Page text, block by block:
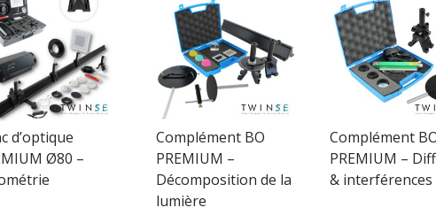
d’optique
Ø80 –
Complément BO
PREMIUM –
Décomposition de la
lumière
Complément
PREMIUM –
& interférences